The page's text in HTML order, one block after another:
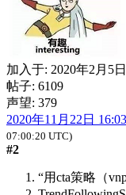
加入于: 2020年2月5日
帖子: 6109
声望: 379
2020年11月22日
07:00:20 UTC)
#2
“用cta策略（